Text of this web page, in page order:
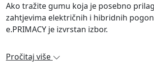
Ako tražite gumu koja je posebno
zahtjevima električnih i hibridnih
e.PRIMACY je izvrstan izbor.
Pročitaj više